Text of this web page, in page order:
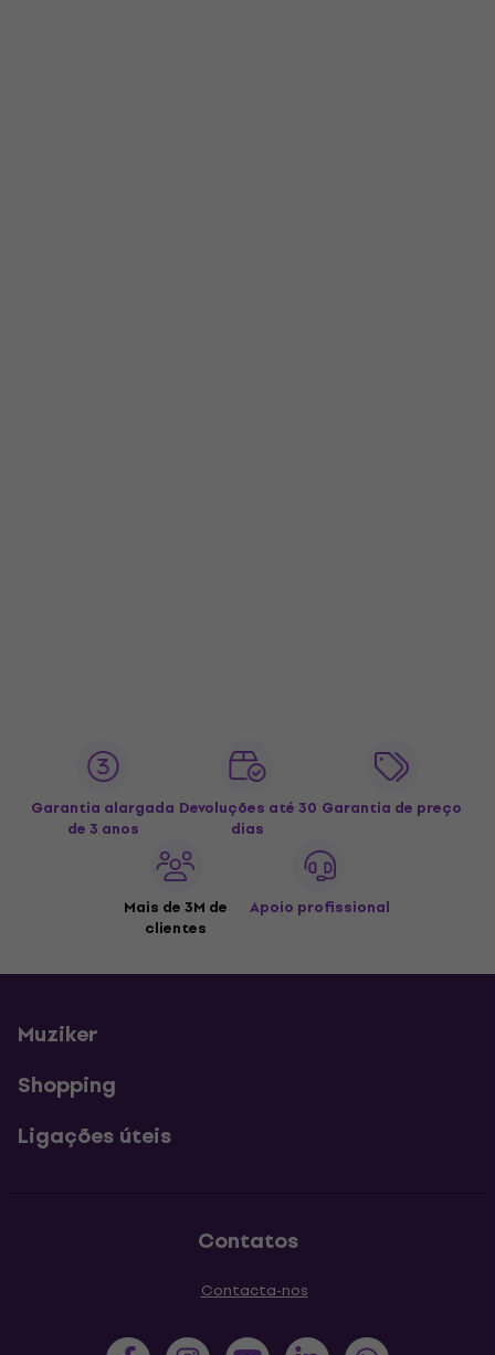
Garantia alargada
de 3 anos
Devoluções até 30
dias
Garantia de preço
Mais de 3M de
clientes
Apoio profissional
Muziker
Shopping
Ligações úteis
Contatos
Contacta-nos